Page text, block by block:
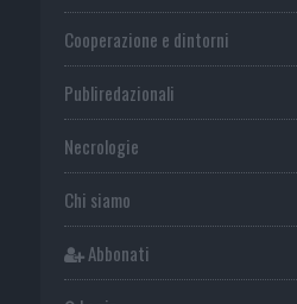
Cooperazione e dintorni
Publiredazionali
Necrologie
Chi siamo
Abbonati